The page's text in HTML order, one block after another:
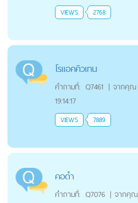
VIEWS 2768
โรแอคคิวเทน
คำถามที่: Q7461 | จากคุณ
19:14:17
VIEWS 7889
คอดำ
คำถามที่: Q7076 | จากคุณ